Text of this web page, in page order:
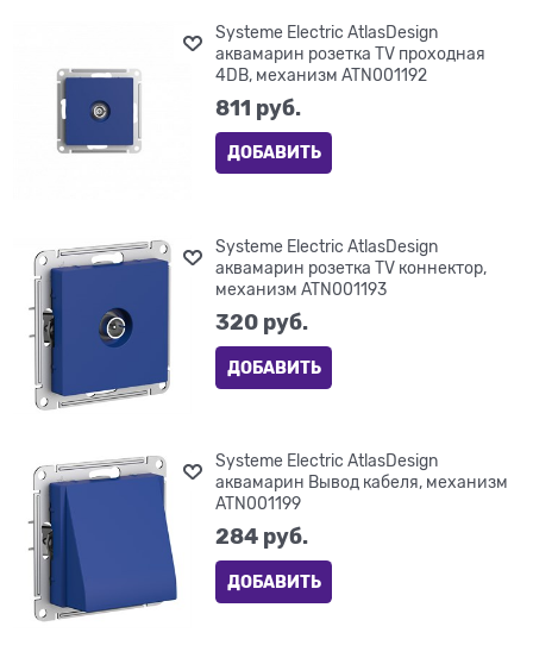
Systeme Electric AtlasDesign
аквамарин розетка TV проходная
4DB, механизм ATN001192
811 руб.
ДОБАВИТЬ
Systeme Electric AtlasDesign
аквамарин розетка TV коннектор,
механизм ATN001193
320 руб.
ДОБАВИТЬ
Systeme Electric AtlasDesign
аквамарин Вывод кабеля, механизм
ATN001199
284 руб.
ДОБАВИТЬ